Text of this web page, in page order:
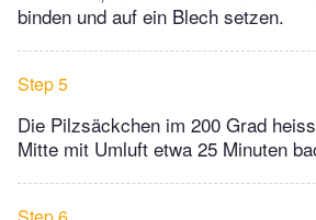
binden und auf ein Blech setzen.
Step 5
Die Pilzsäckchen im 200 Grad
Mitte mit Umluft etwa 25 Minuten